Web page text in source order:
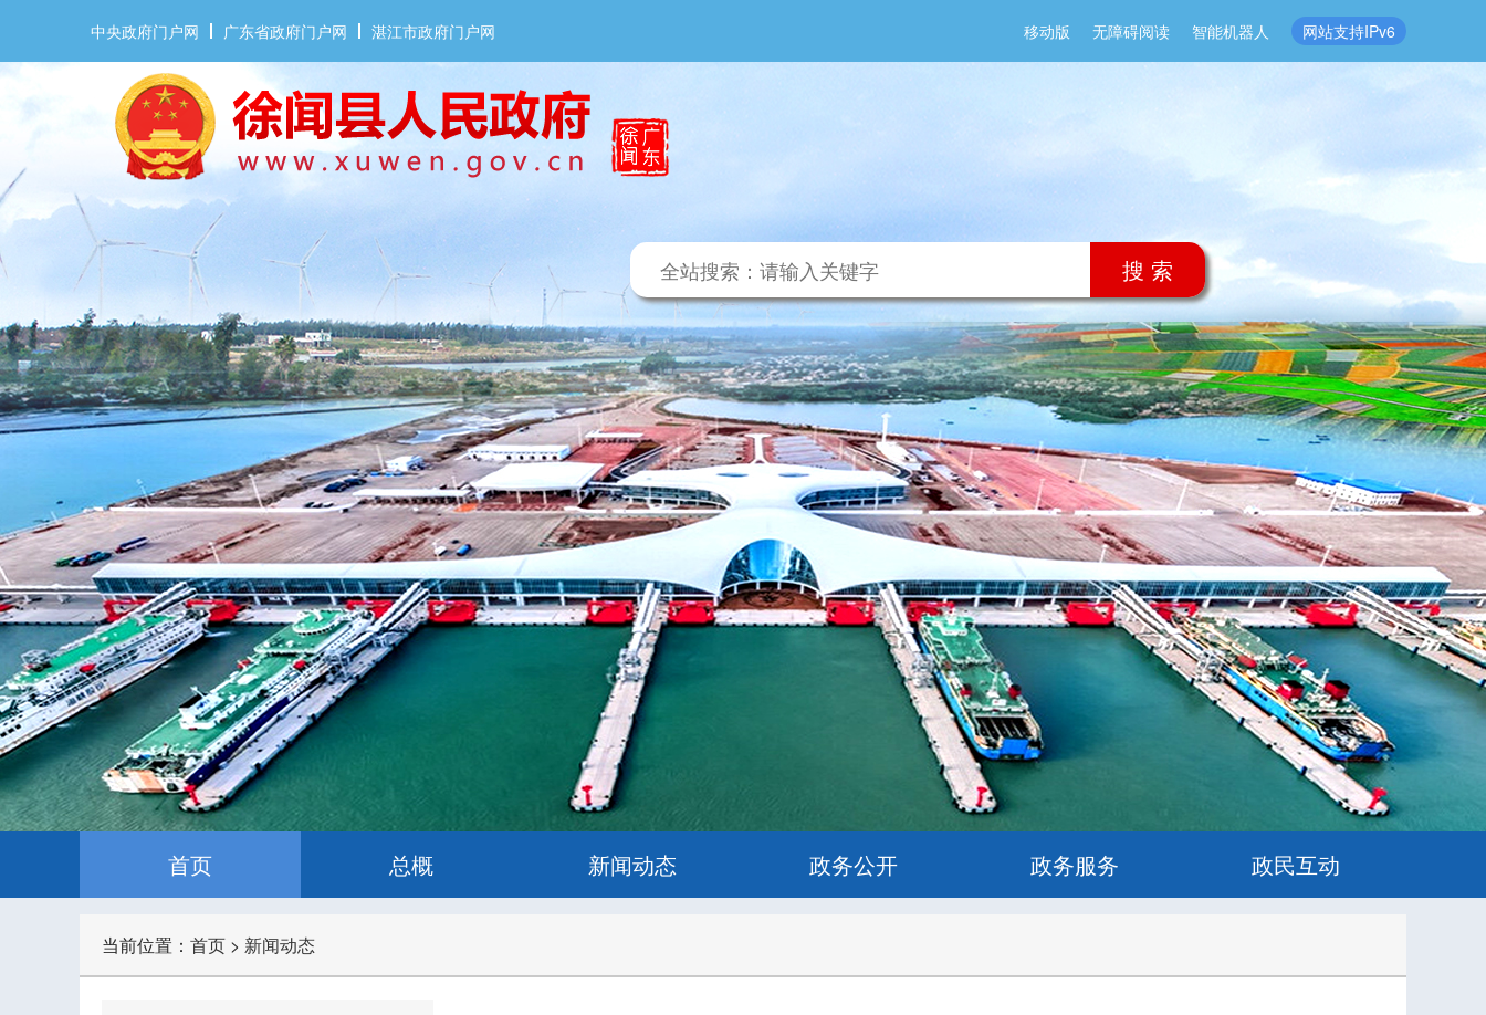
中央政府门户网 广东省政府门户网 湛江市政府门户网 网站支持IPv6
移动版 无障碍阅读 智能机器人
搜 索
首页 总概 新闻动态 政务公开 政务服务 政民互动
当前位置： 首页 > 新闻动态